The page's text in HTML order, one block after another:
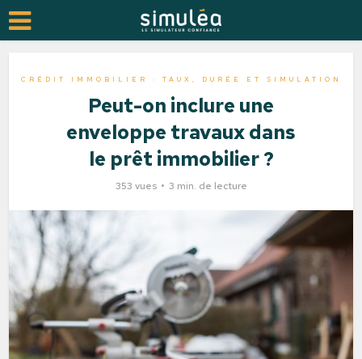
CRÉDIT IMMOBILIER : TAUX, DURÉE ET SIMULATION
Peut-on inclure une
enveloppe travaux dans
le prêt immobilier ?
353 vues 3 min. de lecture